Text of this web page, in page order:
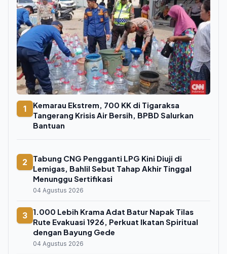
1
Kemarau Ekstrem, 700 KK di Tigaraksa
Tangerang Krisis Air Bersih, BPBD Salurkan
Bantuan
2
Tabung CNG Pengganti LPG Kini Diuji di
Lemigas, Bahlil Sebut Tahap Akhir Tinggal
Menunggu Sertifikasi
04 Agustus 2026
3
1.000 Lebih Krama Adat Batur Napak Tilas
Rute Evakuasi 1926, Perkuat Ikatan Spiritual
dengan Bayung Gede
04 Agustus 2026